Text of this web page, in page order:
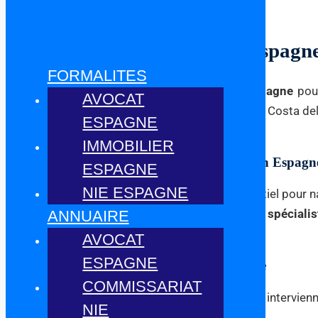
Avocat Immobilier Dénia
Vous cherchez unavocat immobilier Dénia Espagne
présents dans toutes les régions, de Madrid à la Costa
démarches liées à l’immobilier.
Pourquoi Consulter un Avocat Immobilier en
avocat immobilier Dénia Espagne
est essentiel pour
vendiez une propriété ou régliez un différend, un
garantit des transactions sûres et conformes.
Des Avocats Immobiliers Partout en Espagne
avocats experts en immobilier en Espagne
FORMALITES
AVOCAT
ESPAGNE
IMMOBILIER
ESPAGNE
NIE ESPAGNE
ANNUAIRE
AVOCAT
ESPAGNE
COMMISSARIAT
NIE